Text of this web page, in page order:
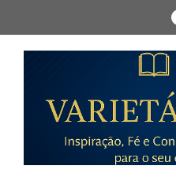
conteúdo